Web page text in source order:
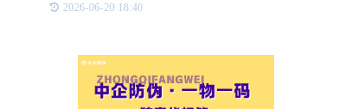
高的销售目标。然而，这些做法对经销商极为不利。
2026-06-20 18:40